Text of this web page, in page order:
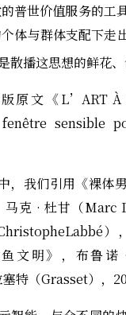
普世价值服务的工
体与群体支配下走
散播这思想的鲜花、
原文《L’ART À
sensible
我们引用《裸体
马克‧杜甘（Marc
）
鱼文明》，布鲁
特（Grasset），